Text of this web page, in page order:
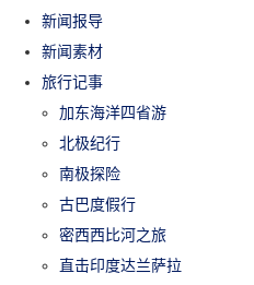
新闻报导
新闻素材
旅行记事
加东海洋四省游
北极纪行
南极探险
古巴度假行
密西西比河之旅
直击印度达兰萨拉